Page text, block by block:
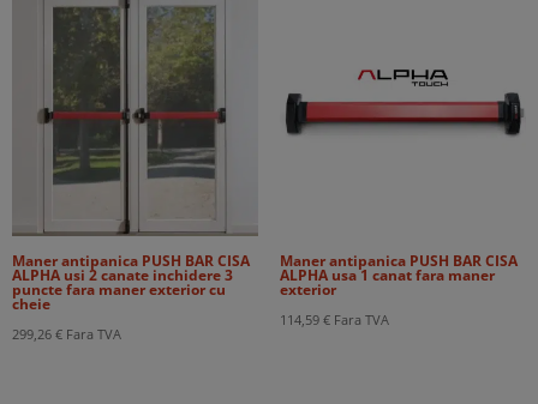
Maner antipanica PUSH BAR CISA
ALPHA usi 2 canate inchidere 3
puncte fara maner exterior cu
cheie
299,26 € Fara TVA
Maner antipanica PUSH BAR CISA
ALPHA usa 1 canat fara maner
exterior
114,59 € Fara TVA